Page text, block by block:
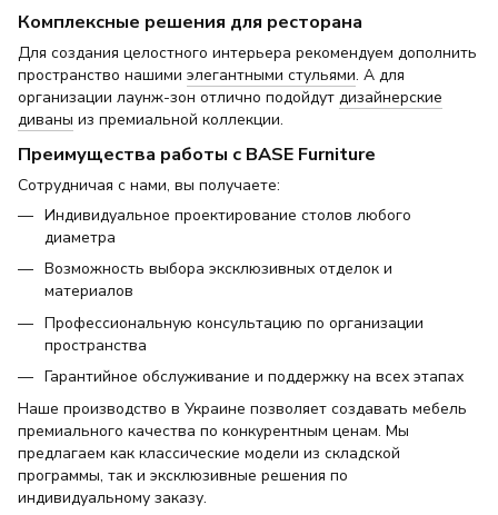
Комплексные решения для ресторана
Для создания целостного интерьера рекомендуем дополнить
пространство нашими элегантными стульями. А для
организации лаунж-зон отлично подойдут дизайнерские
диваны из премиальной коллекции.
Преимущества работы с BASE Furniture
Сотрудничая с нами, вы получаете:
Индивидуальное проектирование столов любого
диаметра
Возможность выбора эксклюзивных отделок и
материалов
Профессиональную консультацию по организации
пространства
Гарантийное обслуживание и поддержку на всех этапах
Наше производство в Украине позволяет создавать мебель
премиального качества по конкурентным ценам. Мы
предлагаем как классические модели из складской
программы, так и эксклюзивные решения по
индивидуальному заказу.